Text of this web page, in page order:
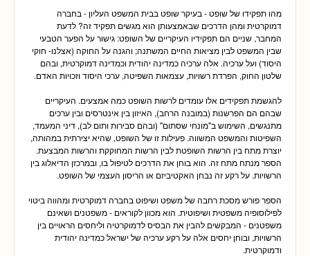
מהו תפקידו של שופט - בעיקר שופט בבית המשפט העליון - בחברה
דמוקרטית ומהן הדרכים שבאמצעותן הוא מגשים תפקיד זה? לדעת
המחבר, שניים הם תפקידיו העיקריים של השופט: גישור על הפער הטבעי
שבין המשפט לבין מציאות החיים המשתנה; והגנה על החוקה (אצלנו- חוקי
היסוד) ועל ערכיה. אלה ערכיה כמדינה יהודית וכמדינה דמוקרטית, ובהם
שלטון החוק, הפרדת רשויות, עצמאות השפיטה, ערכי היסוד וזכויות האדם.
להגשמת תפקידים אלו עומדים לרשות השופט כמה אמצעים. העיקריים
שבהם הם הפרשנות (במובנה הרחב), האיזון בין אינטרסים ובין ערכים
מתנגשים, השימוש ב"מונחי שסתום" (ובהם סבירות ותום לב), דיני המעמד,
השפיטות והמשפט המשווה. פעילות זו של השופט, שהיא יצירתית במהותה,
יוצרת מתח בין הרשות השופטת לבין הרשות המחוקקת והרשות המבצעת.
הספר מנתח מתח זה. הוא בוחן את הדרכים לטיפול בו, ובמרכזן הדיאלוג בין
הרשויות. על רקע זה נבחן האקטיביזם או הריסון העצמי של השופט.
הספר פורש מסכת רחבה של משפט ושיפוט בחברה דמוקרטית ומהווה ביטוי
לפילוסופיה משפטית ושיפוטית. הוא מכוון לקוראים - משפטנים ושאינם
משפטנים - המבקשים להבין את הבסיס לדמוקרטיה וליחסים הראויים בין
הרשויות, ובוחן יחסים אלה על רקע ערכיה של ישראל כמדינה יהודית
ודמוקרטית.